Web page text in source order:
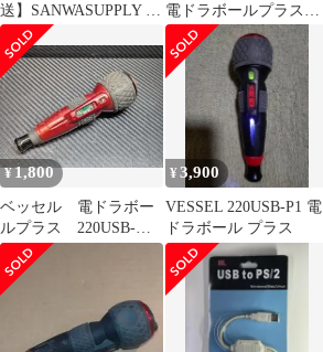
送】SANWASUPPLY サ
ンワサプライ USB2.0ケ
ーブル KU20-2K2
電ドラボールプラス
220USB-P1 電動ドライ
バー
¥1,800
ベッセル 電ドラボー
ルプラス 220USB-
P1 ジャンク
¥3,900
VESSEL 220USB-P1 電
ドラボール プラス